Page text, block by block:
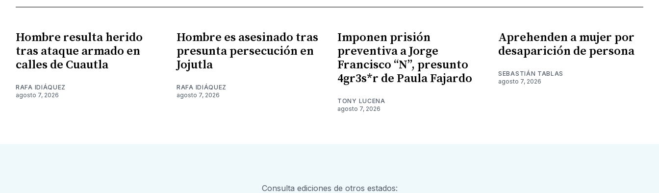
Hombre resulta herido
tras ataque armado en
calles de Cuautla
RAFA IDIÁQUEZ
agosto 7, 2026
Hombre es asesinado tras
presunta persecución en
Jojutla
RAFA IDIÁQUEZ
agosto 7, 2026
Imponen prisión
preventiva a Jorge
Francisco “N”, presunto
4gr3s*r de Paula Fajardo
TONY LUCENA
agosto 7, 2026
Aprehenden a mujer por
desaparición de persona
SEBASTIÁN TABLAS
agosto 7, 2026
Consulta ediciones de otros estados: